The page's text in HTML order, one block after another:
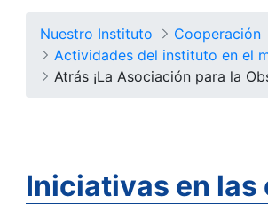
Nuestro Instituto
Cooperación
Actividades del instituto en el
Iniciativas en las